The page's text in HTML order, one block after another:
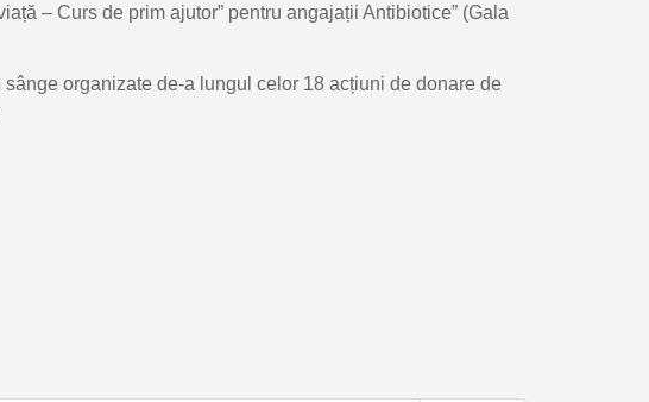
– Curs de prim ajutor” pentru angajații Antibiotice” (Gala
organizate de-a lungul celor 18 acțiuni de donare de